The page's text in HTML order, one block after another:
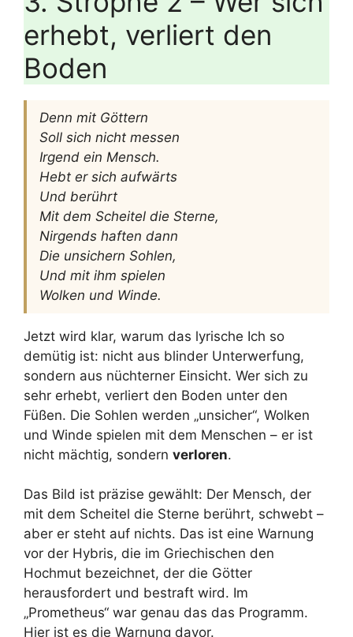
erhebt, verliert den
Boden
Denn mit Göttern
Soll sich nicht messen
Irgend ein Mensch.
Hebt er sich aufwärts
Und berührt
Mit dem Scheitel die Sterne,
Nirgends haften dann
Die unsichern Sohlen,
Und mit ihm spielen
Wolken und Winde.
Jetzt wird klar, warum das lyrische Ich so
demütig ist: nicht aus blinder Unterwerfung,
sondern aus nüchterner Einsicht. Wer sich zu
sehr erhebt, verliert den Boden unter den
Füßen. Die Sohlen werden „unsicher“, Wolken
und Winde spielen mit dem Menschen – er ist
nicht mächtig, sondern verloren.
Das Bild ist präzise gewählt: Der Mensch, der
mit dem Scheitel die Sterne berührt, schwebt –
aber er steht auf nichts. Das ist eine Warnung
vor der Hybris, die im Griechischen den
Hochmut bezeichnet, der die Götter
herausfordert und bestraft wird. Im
„Prometheus“ war genau das das Programm.
Hier ist es die Warnung davor.